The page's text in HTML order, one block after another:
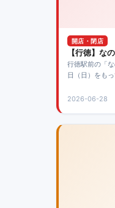
開店・閉店
【行徳】な
行徳駅前の「
日（日）をも
ています。
2026-06-28